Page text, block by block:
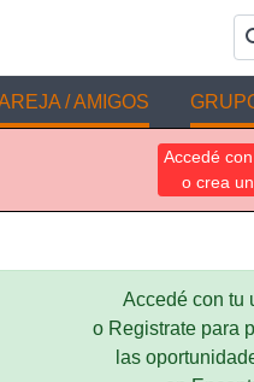
/ AMIGOS
Accedé
o crea
Accedé con tu
o Registrate para
las